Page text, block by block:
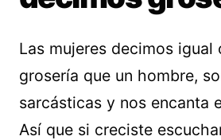
Las mujeres decimos igual
grosería que un hombre,
sarcásticas y nos encanta
Así que si creciste